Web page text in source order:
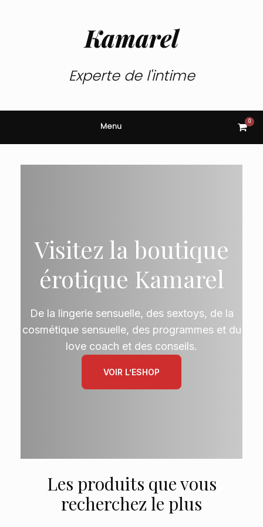
Kamarel
Experte de l'intime
Menu View
cart
0
Visitez la boutique
érotique Kamarel
De la lingerie sensuelle, des sextoys, de la
cosmétique sensuelle, des programmes et du
love coach et des conseils.
VOIR L’ESHOP
Les produits que vous
recherchez le plus